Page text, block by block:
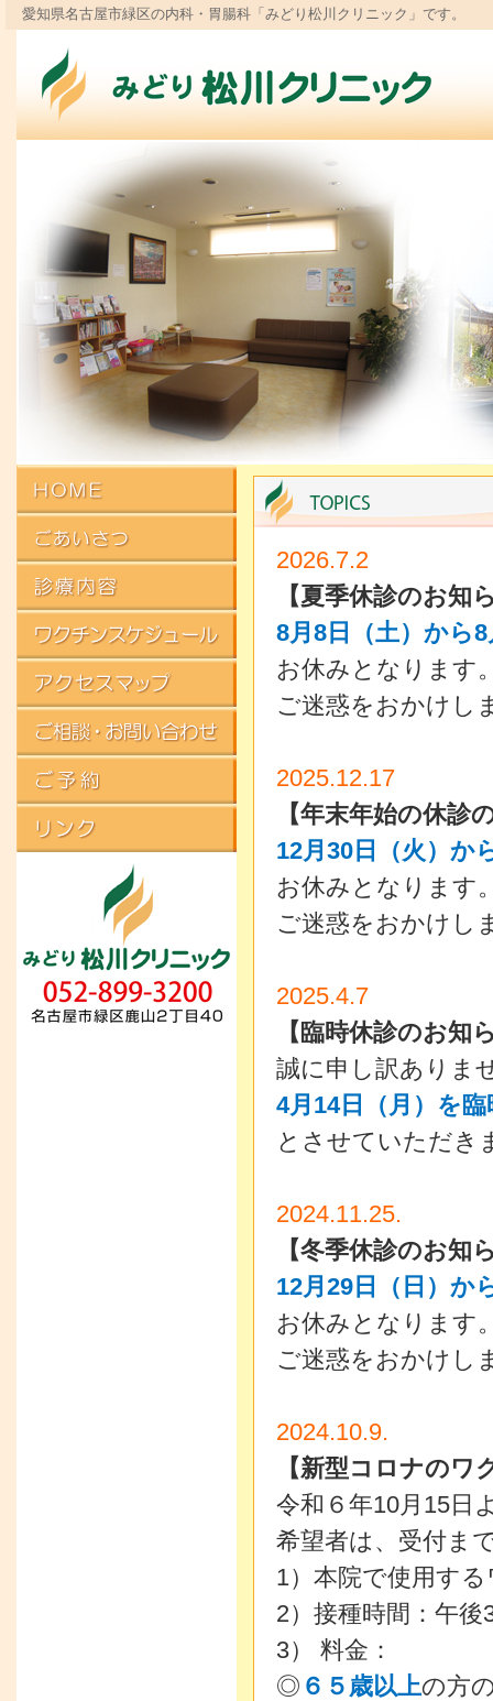
愛知県名古屋市緑区の内科・胃腸科「みどり松川クリニック」です。
2026.7.2
【夏季休診のお知
8月8日（土）から
お休みとなります
ご迷惑をおかけし
2025.12.17
【年末年始の休診
12月30日（火）か
お休みとなります
ご迷惑をおかけし
2025.4.7
【臨時休診のお知
誠に申し訳ありま
4月14日（月）を臨
とさせていただき
2024.11.25.
【冬季休診のお知
12月29日（日）か
お休みとなります
ご迷惑をおかけし
2024.10.9.
【新型コロナのワ
令和６年10月15日
希望者は、受付ま
1）本院で使用す
2）接種時間：午
3） 料金：
◎ ６５歳以上の方